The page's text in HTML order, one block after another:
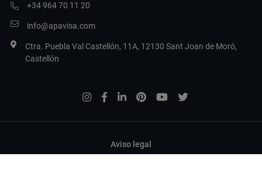
+34 964 70 11 20
info@apavisa.com
Ctra. Puebla Val Castellón, 11A, 12130 Sant Joan de Moró,
Castellón
Aviso legal